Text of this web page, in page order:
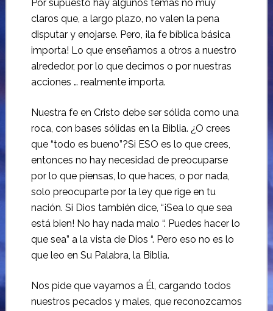
Por supuesto hay algunos temas no muy
claros que, a largo plazo, no valen la pena
disputar y enojarse. Pero, ¡la fe bíblica básica
importa! Lo que enseñamos a otros a nuestro
alrededor, por lo que decimos o por nuestras
acciones … realmente importa.
Nuestra fe en Cristo debe ser sólida como una
roca, con bases sólidas en la Biblia. ¿O crees
que “todo es bueno”?Si ESO es lo que crees,
entonces no hay necesidad de preocuparse
por lo que piensas, lo que haces, o por nada,
solo preocuparte por la ley que rige en tu
nación. Si Dios también dice, “¡Sea lo que sea
está bien! No hay nada malo “. Puedes hacer lo
que sea” a la vista de Dios “. Pero eso no es lo
que leo en Su Palabra, la Biblia.
Nos pide que vayamos a Él, cargando todos
nuestros pecados y males, que reconozcamos